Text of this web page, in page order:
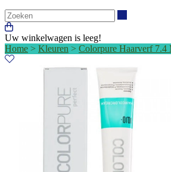
Uw winkelwagen is leeg!
Home > Kleuren > Colorpure Haarverf